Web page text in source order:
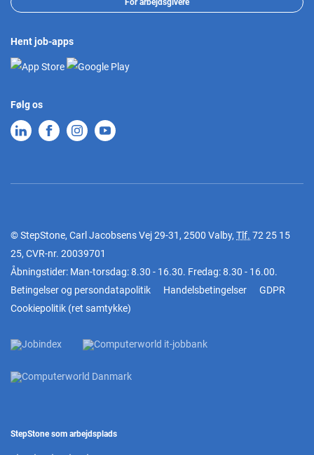
For arbejdsgivere
Hent job-apps
Følg os
© StepStone, Carl Jacobsens Vej 29-31, 2500 Valby, Tlf. 72 25 15
25, CVR-nr. 20039701
Åbningstider: Man-torsdag: 8.30 - 16.30. Fredag: 8.30 - 16.00.
Betingelser og persondatapolitik
Handelsbetingelser
GDPR
Cookiepolitik (ret samtykke)
StepStone som arbejdsplads